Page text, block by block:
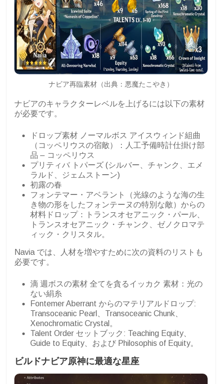
ナビア再臨素材（出典：悪魔たこやき）
ナビアのキャラクターレベルを上げるには以下の素材
が必要です。
ドロップ素材 ノーマルボス アイスウィンド組曲
（コッペリウスの宿敵）：人工予備時計仕掛け部
品 – コッペリウス
プリティバ トパーズ (シルバー、チャンク、エメ
ラルド、ジェムストーン)
初露の春
フォンテマー・アベラント（光線のような海の生
き物の形をしたフォンテーヌの特別な敵）からの
材料ドロップ：トランスオセアニック・パール、
トランスオセアニック・チャンク、ゼノクロマテ
ィック・クリスタル。
Navia では、人材を増やすために次の資料のリストも
必要です。
滴 週ボスの素材 全てを貪るイッカク 素材：光の
ない絹糸
Fontemer Aberrant からのマテリアルドロップ:
Transoceanic Pearl、Transoceanic Chunk、
Xenochromatic Crystal。
Talent Order セットブック: Teaching Equity、
Guide to Equity、および Philosophis of Equity。
ビルドナビア原神に最適な星座